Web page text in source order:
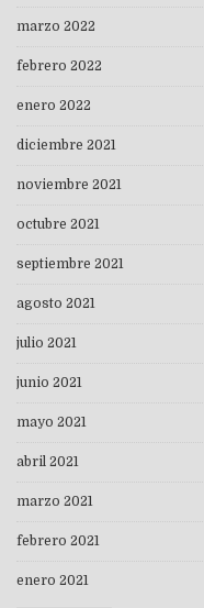
marzo 2022
febrero 2022
enero 2022
diciembre 2021
noviembre 2021
octubre 2021
septiembre 2021
agosto 2021
julio 2021
junio 2021
mayo 2021
abril 2021
marzo 2021
febrero 2021
enero 2021